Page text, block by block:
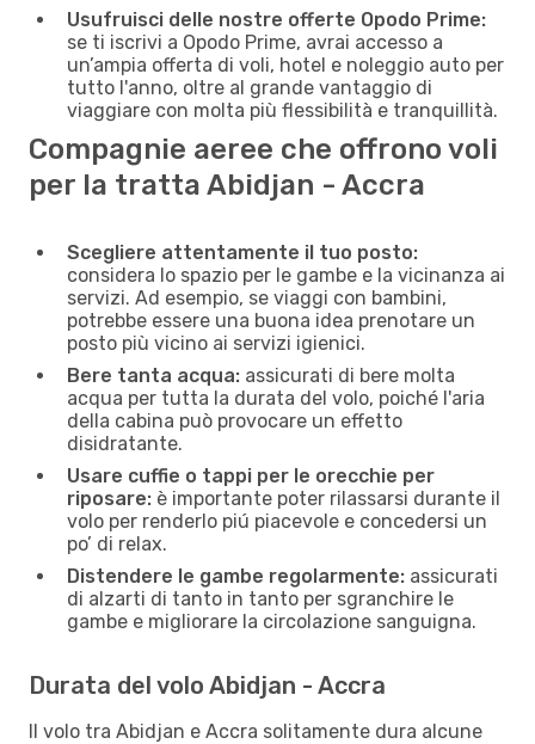
Usufruisci delle nostre offerte Opodo Prime:
se ti iscrivi a Opodo Prime, avrai accesso a
un’ampia offerta di voli, hotel e noleggio auto per
tutto l'anno, oltre al grande vantaggio di
viaggiare con molta più flessibilità e tranquillità.
Compagnie aeree che offrono voli
per la tratta Abidjan - Accra
Scegliere attentamente il tuo posto:
considera lo spazio per le gambe e la vicinanza ai
servizi. Ad esempio, se viaggi con bambini,
potrebbe essere una buona idea prenotare un
posto più vicino ai servizi igienici.
Bere tanta acqua: assicurati di bere molta
acqua per tutta la durata del volo, poiché l'aria
della cabina può provocare un effetto
disidratante.
Usare cuffie o tappi per le orecchie per
riposare: è importante poter rilassarsi durante il
volo per renderlo piú piacevole e concedersi un
po’ di relax.
Distendere le gambe regolarmente: assicurati
di alzarti di tanto in tanto per sgranchire le
gambe e migliorare la circolazione sanguigna.
Durata del volo Abidjan - Accra
Il volo tra Abidjan e Accra solitamente dura alcune